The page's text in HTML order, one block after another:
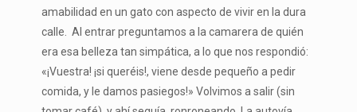
amabilidad en un gato con aspecto de vivir en la dura
calle. Al entrar preguntamos a la camarera de quién
era esa belleza tan simpática, a lo que nos respondió:
«¡Vuestra! ¡si queréis!, viene desde pequeño a pedir
comida, y le damos pasiegos!» Volvimos a salir (sin